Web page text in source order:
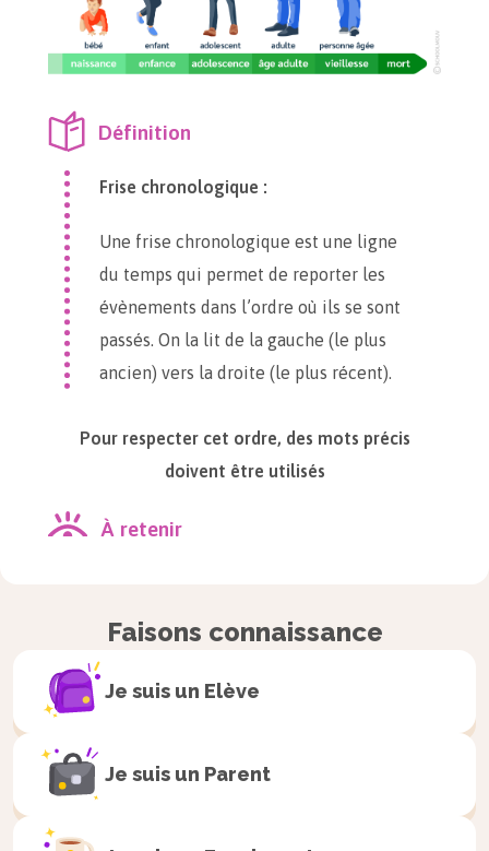
Définition
Frise chronologique :
Une frise chronologique est une ligne
du temps qui permet de reporter les
évènements dans l’ordre où ils se sont
passés. On la lit de la gauche (le plus
ancien) vers la droite (le plus récent).
Pour respecter cet ordre, des mots précis
doivent être utilisés
À retenir
décrire une succession d’évènements :
avant
pendant,après
Faisons connaissance
Je suis un Elève
Je suis un Parent